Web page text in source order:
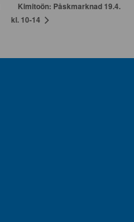
Kimitoön: Påskmarknad 19.4.
kl. 10-14